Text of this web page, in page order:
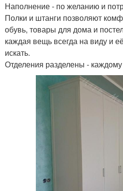
Наполнение - по желанию и
Полки и штанги позволяют
обувь, товары для дома и
каждая вещь всегда на виду и
искать.
Отделения разделены -